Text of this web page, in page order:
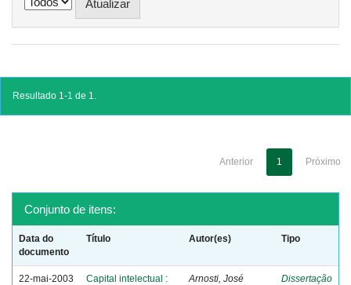
Resultado 1-1 de 1.
Anterior 1 Próximo
Conjunto de itens:
Data do
documento
Título Autor(es) Tipo
22-mai-2003
Capital intelectual :
Arnosti, José
Dissertação